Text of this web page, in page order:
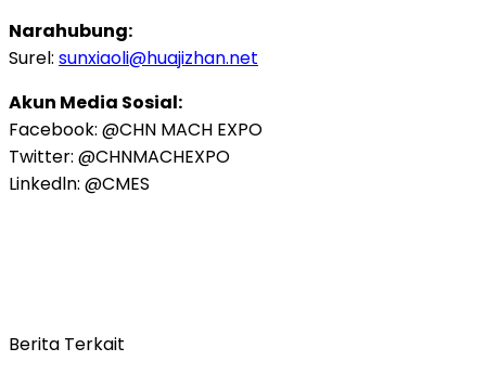
Narahubung:
Surel: sunxiaoli@huajizhan.net
Akun Media Sosial:
Facebook: @CHN MACH EXPO
Twitter: @CHNMACHEXPO
Linkedln: @CMES
Berita Terkait